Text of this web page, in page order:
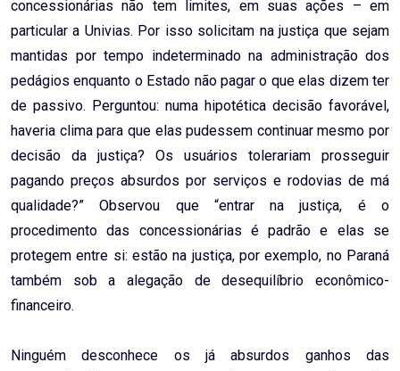
concessionárias não tem limites, em suas ações – em
particular a Univias. Por isso solicitam na justiça que sejam
mantidas por tempo indeterminado na administração dos
pedágios enquanto o Estado não pagar o que elas dizem ter
de passivo. Perguntou: numa hipotética decisão favorável,
haveria clima para que elas pudessem continuar mesmo por
decisão da justiça? Os usuários tolerariam prosseguir
pagando preços absurdos por serviços e rodovias de má
qualidade?” Observou que “entrar na justiça, é o
procedimento das concessionárias é padrão e elas se
protegem entre si: estão na justiça, por exemplo, no Paraná
também sob a alegação de desequilíbrio econômico-
financeiro.
Ninguém desconhece os já absurdos ganhos das